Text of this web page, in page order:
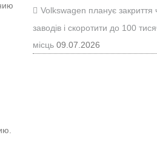
Volkswagen планує закриття
заводів і скоротити до 100
місць 09.07.2026